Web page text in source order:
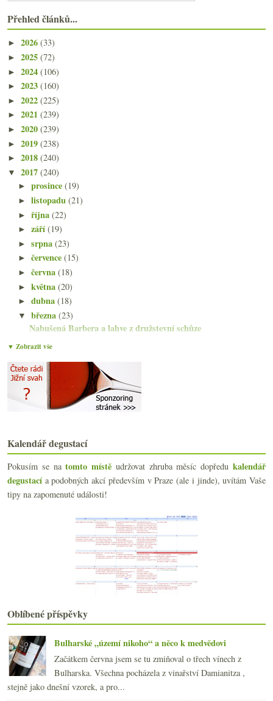
Přehled článků...
► 2026 (33)
► 2025 (72)
► 2024 (106)
► 2023 (160)
► 2022 (225)
► 2021 (239)
► 2020 (239)
► 2019 (238)
► 2018 (240)
▼ 2017 (240)
►prosince(19)
►listopadu(21)
►října(22)
►září(19)
►srpna(23)
►července(15)
►června(18)
►května(20)
►dubna(18)
▼března(23)
Nabušená Barbera a lahve z družstevní schůze
Vinařský zákon, naturálno a Cornelissen, ceny Cham...
Fajn cava a další dvě saké do sbírky
Fino Jarana a levnější repliky populárních vín
Fajn červená Montemercurio z Montepulciana
Moravská vína do Číny, pití z dřeva, příběhy…
Deset různorodých vín z Loiry
Štíhlý a naopak velmi opulentní Ryzlink
Italská nuda a sada vzorků z Nového vinařství
Degustační narozeniny Vinného sklepa Újezd 19
Anglické bubliny, domací Cabernet, dubové Chardonn...
Rodič Furmintu, nejlepší bílé světa, Laurent Ponso...
Dvě fajn saké za rozumný peníz
Stefano Amerighi a jeho Syrah
Biodynamické Champagne, klasické Prosecco a chlast...
Proč v Somló nedělat červená vína?
Jarní sherry a komiks pro vinotékaře a vinaře
Templářská pokuta, rozmrzelost, EET a charitativní...
►února
►ledna (22)
►2016(250)
2015(251)
►2014
▼ Zobrazit vše
Kalendář degustací
Pokusím se natomto místě udržovat zhruba měsíc dopředukalendář
degustacía podobných akcí především v Praze (ale i jinde), uvítám Vaše
tipy na zapomenuté události!
Oblíbené příspěvky
Bulharské „území nikoho“ a něco k medvědovi
Začátkem června jsem se tu zmiňoval o třech vínech z
Bulharska. Všechna pocházela z vinařství Damianitza ,
stejně jako dnešní vzorek, a pro...